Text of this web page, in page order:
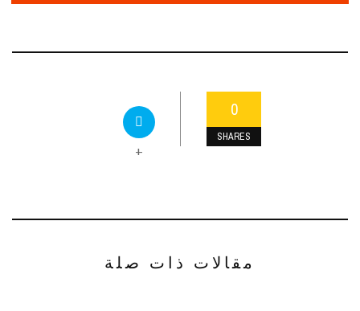
0
SHARES
+
مقالات ذات صلة